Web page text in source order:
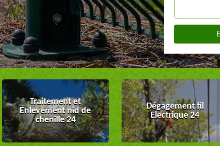
Traitement et
Enlevement nid de
chenille 24
Dégagement fil
Electrique 24